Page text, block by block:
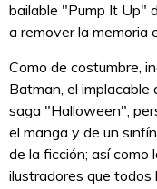
bailable "Pump It Up"
a remover la memoria
Como de costumbre,
Batman, el implacable
saga "Halloween",
el manga y de un
de la ficción; así como
ilustradores que todos